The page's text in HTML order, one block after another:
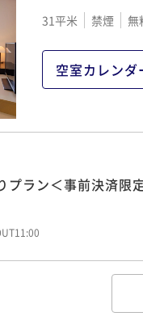
、南国リゾートス
- 23:00 OUT11:00
可能！ご朝食は和洋
- 23:00 OUT11:00
トランやショッピン
31平米 禁煙 無
空室カレンダ
プラン＜事前決済限
前予約早取りプラ